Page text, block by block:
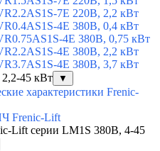
7E 220В, 2,2 кВт
4E 380В, 0,4 кВт
4E 380В, 0,75 кВт
4E 380В, 2,2 кВт
4E 380В, 3,7 кВт
45 кВт
▼
характеристики Frenic-
Frenic-Lift
Lift серии LM1S 380В, 4-45